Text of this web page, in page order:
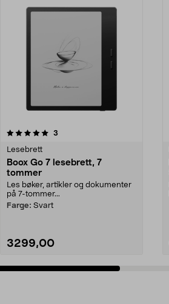
3
Lesebrett
Boox Go 7 lesebrett, 7
tommer
Les bøker, artikler og dokumenter
på 7-tommer...
Farge: Svart
3299,00
0.0 av 5 stjerner